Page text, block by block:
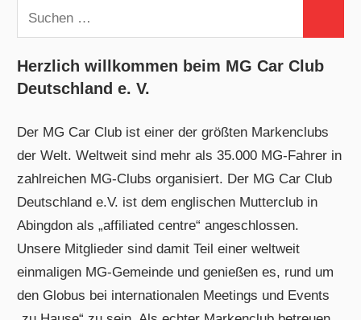
Suchen
nach:
Herzlich willkommen beim MG Car Club
Deutschland e. V.
Der MG Car Club ist einer der größten Markenclubs
der Welt. Weltweit sind mehr als 35.000 MG-Fahrer in
zahlreichen MG-Clubs organisiert. Der MG Car Club
Deutschland e.V. ist dem englischen Mutterclub in
Abingdon als „affiliated centre“ angeschlossen.
Unsere Mitglieder sind damit Teil einer weltweit
einmaligen MG-Gemeinde und genießen es, rund um
den Globus bei internationalen Meetings und Events